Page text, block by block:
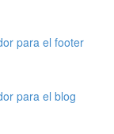
para el footer
para el blog